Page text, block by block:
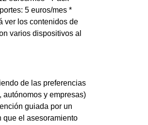
5 euros/mes *
ver los contenidos de
varios dispositivos al
de las preferencias
autónomos y empresas)
guiada por un
que el asesoramiento